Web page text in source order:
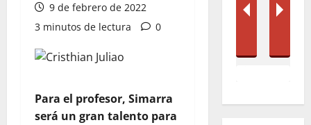
9 de febrero de 2022
3 minutos de lectura
0
Para el profesor, Simarra
será un gran talento para